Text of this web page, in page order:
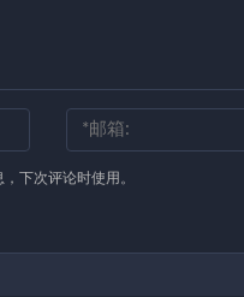
下次评论时使用。